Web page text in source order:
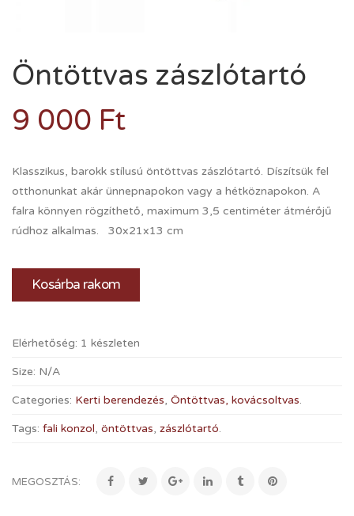
Öntöttvas zászlótartó
9 000 Ft
Klasszikus, barokk stílusú öntöttvas zászlótartó. Díszítsük fel
otthonunkat akár ünnepnapokon vagy a hétköznapokon. A
falra könnyen rögzíthető, maximum 3,5 centiméter átmérőjű
rúdhoz alkalmas. 30x21x13 cm
Kosárba rakom
Elérhetőség: 1 készleten
Size: N/A
Categories: Kerti berendezés, Öntöttvas, kovácsoltvas.
Tags: fali konzol, öntöttvas, zászlótartó.
MEGOSZTÁS: